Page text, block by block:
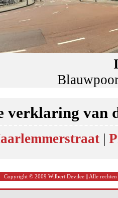
verklaring van
|
Copyright © 2009 Wilbert Devilee || Alle